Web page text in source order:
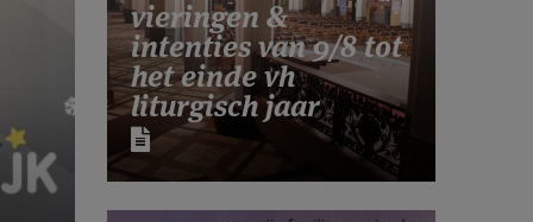
vieringen &
intenties van 9/8 tot
het einde vh
liturgisch jaar